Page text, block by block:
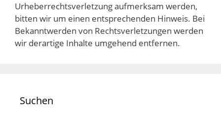
Urheberrechtsverletzung aufmerksam werden,
bitten wir um einen entsprechenden Hinweis. Bei
Bekanntwerden von Rechtsverletzungen werden
wir derartige Inhalte umgehend entfernen.
Suchen